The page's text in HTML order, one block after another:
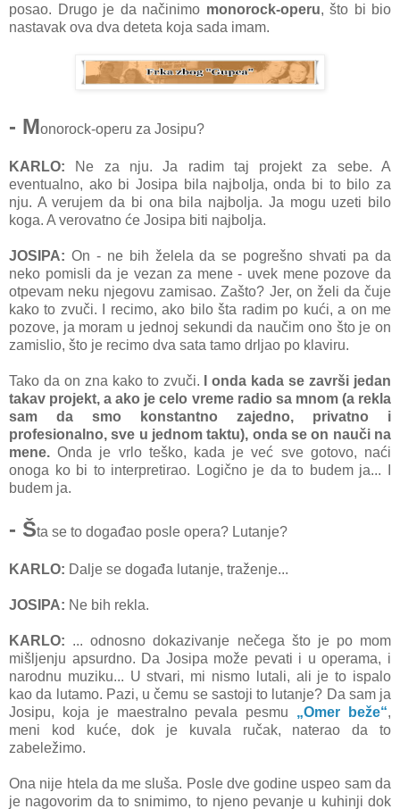
posao. Drugo je da načinimo monorock-operu, što bi bio
nastavak ova dva deteta koja sada imam.
- Monorock-operu za Josipu?
KARLO: Ne za nju. Ja radim taj projekt za sebe. A
eventualno, ako bi Josipa bila najbolja, onda bi to bilo za
nju. A verujem da bi ona bila najbolja. Ja mogu uzeti bilo
koga. A verovatno će Josipa biti najbolja.
JOSIPA: On - ne bih želela da se pogrešno shvati pa da
neko pomisli da je vezan za mene - uvek mene pozove da
otpevam neku njegovu zamisao. Zašto? Jer, on želi da čuje
kako to zvuči. I recimo, ako bilo šta radim po kući, a on me
pozove, ja moram u jednoj sekundi da naučim ono što je on
zamislio, što je recimo dva sata tamo drljao po klaviru.
Tako da on zna kako to zvuči.
I onda kada se završi jedan
takav projekt, a ako je celo vreme radio sa mnom (a rekla
sam da smo konstantno zajedno, privatno i
profesionalno, sve u jednom taktu), onda se on nauči na
mene.Onda je vrlo teško, kada je već sve gotovo, naći
onoga ko bi to interpretirao. Logično je da to budem ja... I
budem ja.
- Šta se to događao posle opera? Lutanje?
KARLO: Dalje se događa lutanje, traženje...
JOSIPA: Ne bih rekla.
KARLO: ... odnosno dokazivanje nečega što je po mom
mišljenju apsurdno. Da Josipa može pevati i u operama, i
narodnu muziku... U stvari, mi nismo lutali, ali je to ispalo
kao da lutamo. Pazi, u čemu se sastoji to lutanje? Da sam ja
Josipu, koja je maestralno pevala pesmu „Omer beže“,
meni kod kuće, dok je kuvala ručak, naterao da to
zabeležimo.
Ona nije htela da me sluša. Posle dve godine uspeo sam da
je nagovorim da to snimimo, to njeno pevanje u kuhinji dok